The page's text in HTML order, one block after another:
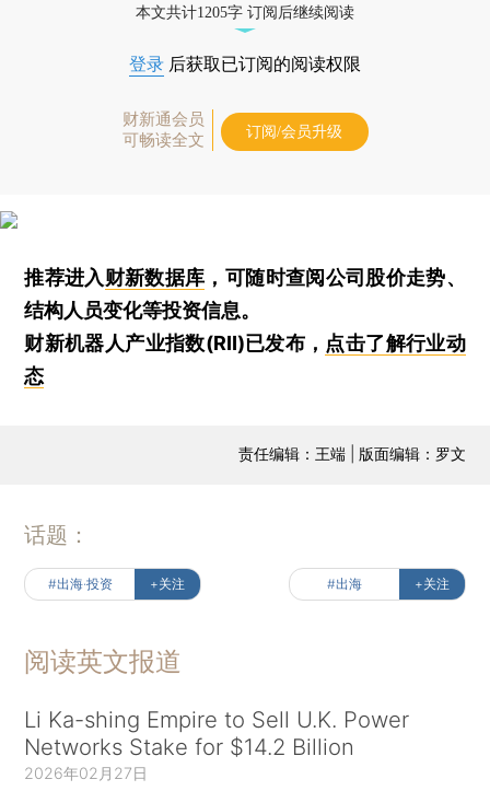
本文共计1205字 订阅后继续阅读
登录 后获取已订阅的阅读权限
财新通会员
可畅读全文
订阅/会员升级
推荐进入财新数据库 ，可随时查阅公司股价走势、
结构人员变化等投资信息。
财新机器人产业指数(RII)已发布， 点击了解行业动
态
责任编辑：王端 | 版面编辑：罗文
话题：
#出海·投资 +关注 #出海 +关注
阅读英文报道
Li Ka-shing Empire to Sell U.K. Power
Networks Stake for $14.2 Billion
2026年02月27日